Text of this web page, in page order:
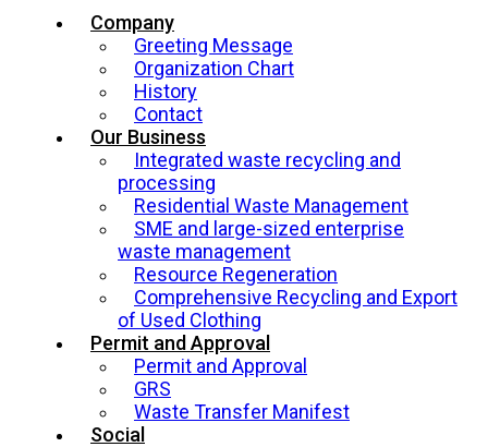
Company
Greeting Message
Organization Chart
History
Contact
Our Business
Integrated waste recycling and
processing
Residential Waste Management
SME and large-sized enterprise
waste management
Resource Regeneration
Comprehensive Recycling and Export
of Used Clothing
Permit and Approval
Permit and Approval
GRS
Waste Transfer Manifest
Social